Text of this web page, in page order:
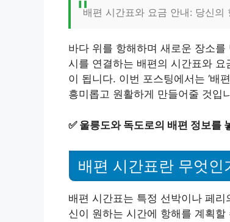
배편 시간표와 요금 안내: 당신의
바다 위를 항해하며 새로운 장소
시를 연결하는 배편의 시간표와
이 됩니다. 이번 포스팅에서는 ‘배
흥미롭고 원활하게 만들어줄 것입
✅ 울릉도와 독도로의 배편 정보를
배편 시간표란 무엇인
배편 시간표는 특정 선박이나 페
신이 원하는 시간에 항해를 계획할